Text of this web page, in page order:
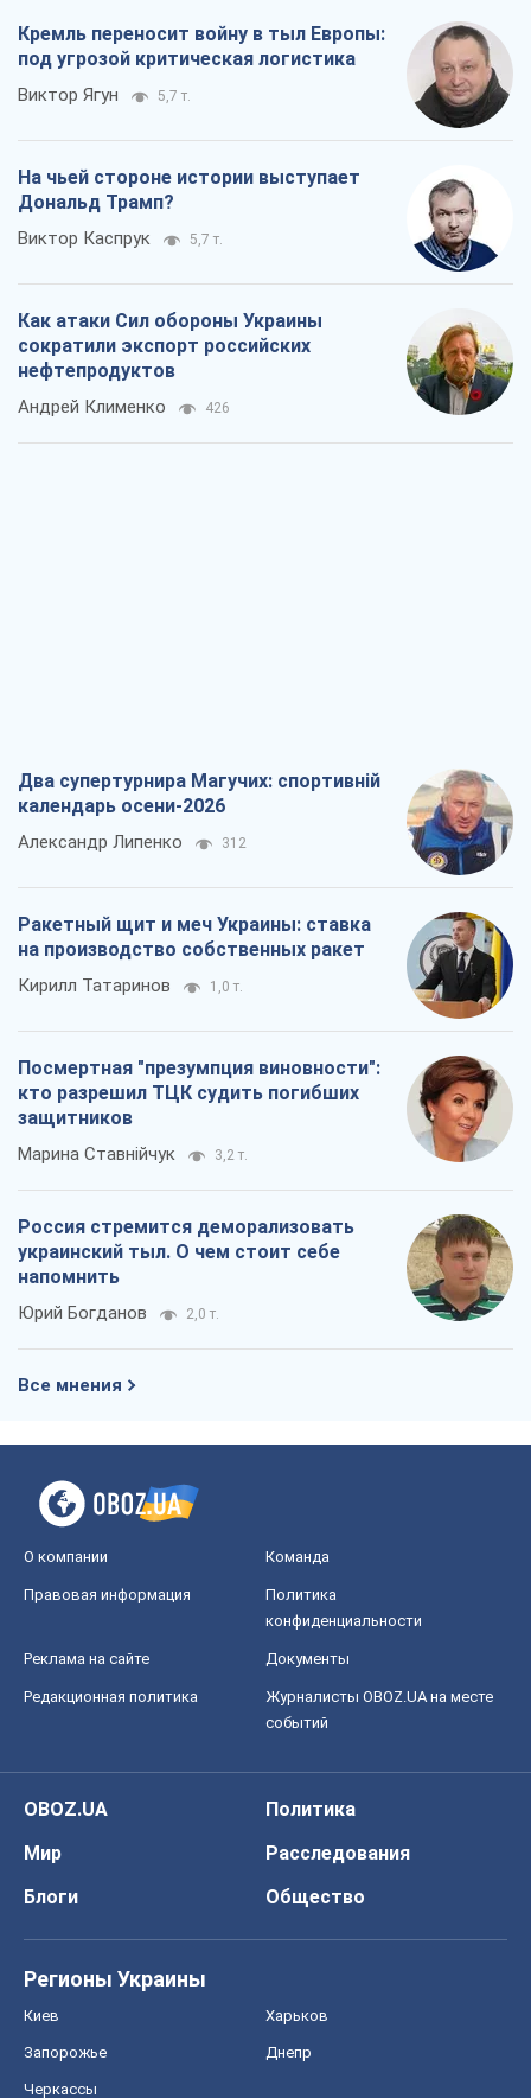
Кремль переносит войну в тыл Европы:
под угрозой критическая логистика
Виктор Ягун 5,7 т.
На чьей стороне истории выступает
Дональд Трамп?
Виктор Каспрук 5,7 т.
Как атаки Сил обороны Украины
сократили экспорт российских
нефтепродуктов
Андрей Клименко 426
Два супертурнира Магучих: спортивній
календарь осени-2026
Александр Липенко 312
Ракетный щит и меч Украины: ставка
на производство собственных ракет
Кирилл Татаринов 1,0 т.
Посмертная "презумпция виновности":
кто разрешил ТЦК судить погибших
защитников
Марина Ставнійчук 3,2 т.
Россия стремится деморализовать
украинский тыл. О чем стоит себе
напомнить
Юрий Богданов 2,0 т.
Все мнения
О компании Команда
Правовая информация
Политика
конфиденциальности
Реклама на сайте Документы
Редакционная политика
Журналисты OBOZ.UA на месте
событий
OBOZ.UA
Политика
Мир
Расследования
Блоги
Общество
Регионы Украины
Киев Харьков
Запорожье Днепр
Черкассы